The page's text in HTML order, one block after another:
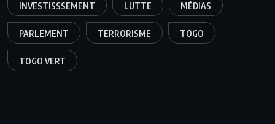
INVESTISSSEMENT LUTTE MÉDIAS
PARLEMENT TERRORISME TOGO
TOGO VERT